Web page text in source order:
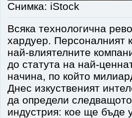
Снимка: iStock
Всяка технологична
хардуер. Персоналният
най-влиятелните
до статута на най-
начина, по който
Днес изкуственият
да определи
индустрия: кое ще бъде